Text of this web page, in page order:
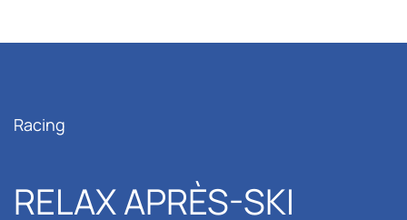
Racing
RELAX APRÈS-SKI